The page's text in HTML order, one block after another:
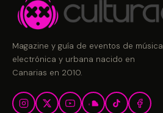
Magazine y guía de eventos de música
electrónica y urbana nacido en
Canarias en 2010.